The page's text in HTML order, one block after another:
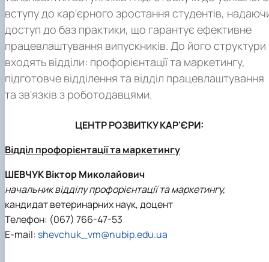
вступу до кар'єрного зростання студентів,
доступ до баз практики, що гарантує ефективне
працевлаштування випускників. До його структури
входять відділи: профорієнтації та маркетингу,
підготовче відділення та відділ працевлаштування
та зв'язків з роботодавцями.
ЦЕНТР РОЗВИТКУ КАР'ЄРИ:
Відділ профорієнтації та маркетингу
ШЕВЧУК Віктор Миколайович
начальник відділу профорієнтації та маркетингу,
кандидат ветеринарних наук, доцент
Телефон: (067) 766-47-53
E-mail: shevchuk_vm@nubip.edu.ua